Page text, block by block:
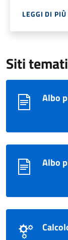
LEGGI DI PIÙ
Siti
Albo
Albo